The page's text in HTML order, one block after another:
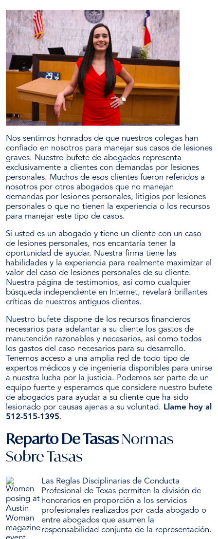
Nos sentimos honrados de que nuestros colegas han
confiado en nosotros para manejar sus casos de lesiones
graves. Nuestro bufete de abogados representa
exclusivamente a clientes con demandas por lesiones
personales. Muchos de esos clientes fueron referidos a
nosotros por otros abogados que no manejan
demandas por lesiones personales, litigios por lesiones
personales o que no tienen la experiencia o los recursos
para manejar este tipo de casos.
Si usted es un abogado y tiene un cliente con un caso
de lesiones personales, nos encantaría tener la
oportunidad de ayudar. Nuestra firma tiene las
habilidades y la experiencia para realmente maximizar el
valor del caso de lesiones personales de su cliente.
Nuestra página de testimonios, así como cualquier
búsqueda independiente en Internet, revelará brillantes
críticas de nuestros antiguos clientes.
Nuestro bufete dispone de los recursos financieros
necesarios para adelantar a su cliente los gastos de
manutención razonables y necesarios, así como todos
los gastos del caso necesarios para su desarrollo.
Tenemos acceso a una amplia red de todo tipo de
expertos médicos y de ingeniería disponibles para unirse
a nuestra lucha por la justicia. Podemos ser parte de un
equipo fuerte y esperamos que considere nuestro bufete
de abogados para ayudar a su cliente que ha sido
lesionado por causas ajenas a su voluntad. Llame hoy al
512-515-1395.
Reparto De TasasNormas
Sobre Tasas
Las Reglas Disciplinarias de Conducta
Profesional de Texas permiten la división de
honorarios en proporción a los servicios
profesionales realizados por cada abogado o
entre abogados que asumen la
responsabilidad conjunta de la representación.